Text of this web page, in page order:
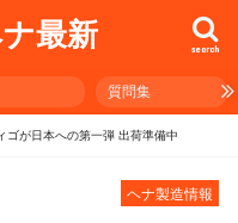
最新 search
質問集
ゴが日本への第一弾 出荷準備中
ヘナ製造情報